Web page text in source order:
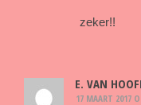
zeker!!
E. VAN
17 MAART 2017